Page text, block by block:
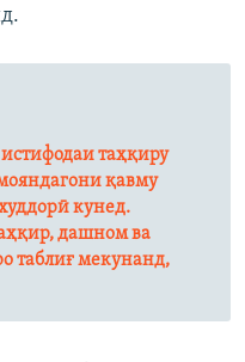
таҳқиру
қавму
кунед.
дашном ва
таблиғ мекунанд,